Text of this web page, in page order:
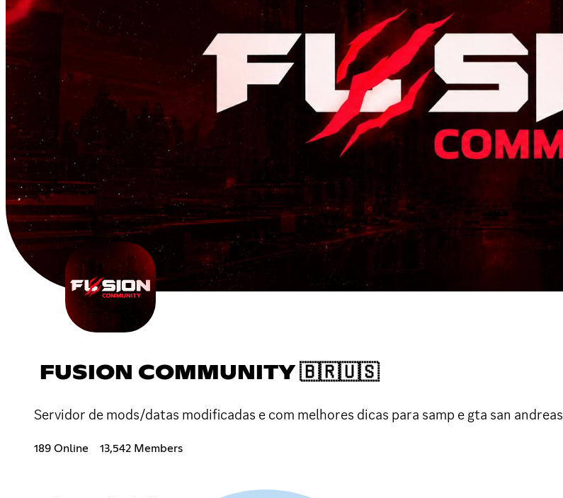
FUSION COMMUNITY 🇧🇷🇺🇸
Servidor de mods/datas modificadas e com melhores dicas para samp e gta san andreas
189 Online 13,542 Members